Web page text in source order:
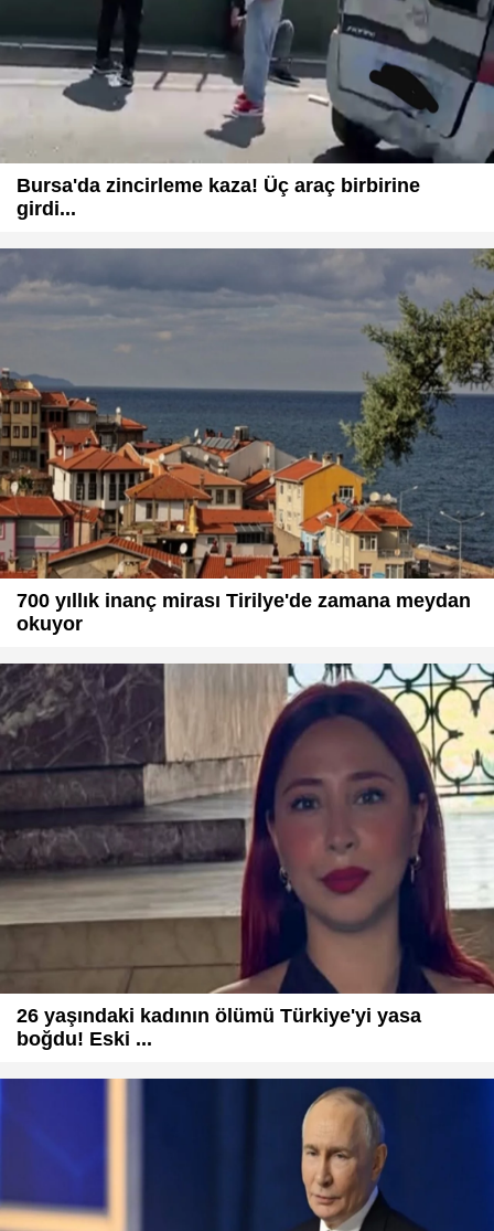
Bursa'da zincirleme kaza! Üç araç birbirine
girdi...
700 yıllık inanç mirası Tirilye'de zamana meydan
okuyor
26 yaşındaki kadının ölümü Türkiye'yi yasa
boğdu! Eski ...